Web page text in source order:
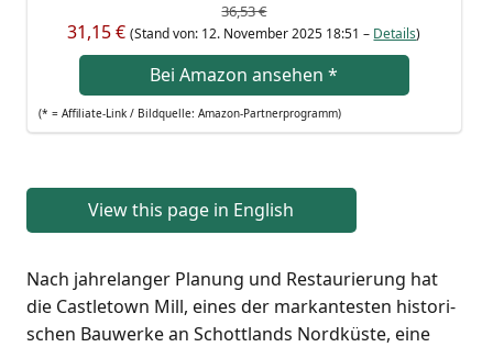
36,53 €
31,15 € (Stand von: 12. Novem­ber 2025 18:51 – Details)
Bei Ama­zon anse­hen*
(* = Affi­lia­te-Link / Bild­quel­le: Amazon-Partnerprogramm)
View this page in English
Nach jah­re­lan­ger Pla­nung und Restau­rie­rung hat
die Cast­le­town Mill, eines der mar­kan­tes­ten his­to­ri­
schen Bau­wer­ke an Schott­lands Nord­küs­te, eine